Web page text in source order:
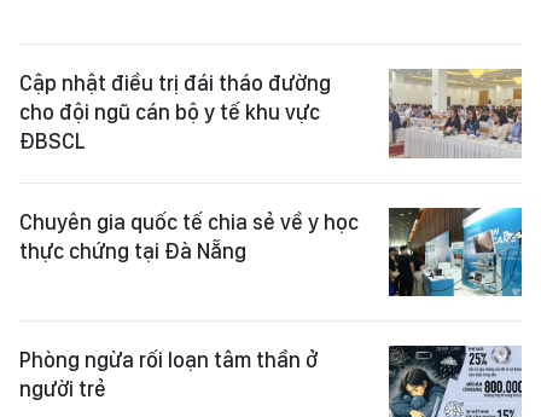
Cập nhật điều trị đái tháo đường
cho đội ngũ cán bộ y tế khu vực
ĐBSCL
Chuyên gia quốc tế chia sẻ về y học
thực chứng tại Đà Nẵng
Phòng ngừa rối loạn tâm thần ở
người trẻ